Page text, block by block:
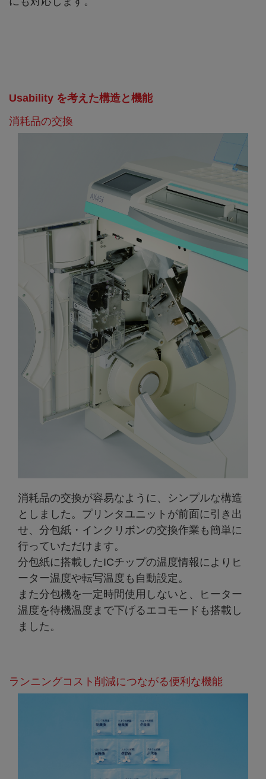
Usability を考えた構造と機能
消耗品の交換
消耗品の交換が容易なように、シンプルな構造
としました。プリンタユニットが前面に引き出
せ、分包紙・インクリボンの交換作業も簡単に
行っていただけます。
分包紙に搭載したICチップの温度情報によりヒ
ーター温度や転写温度も自動設定。
また分包機を一定時間使用しないと、ヒーター
温度を待機温度まで下げるエコモードも搭載し
ました。
ランニングコスト削減につながる便利な機能